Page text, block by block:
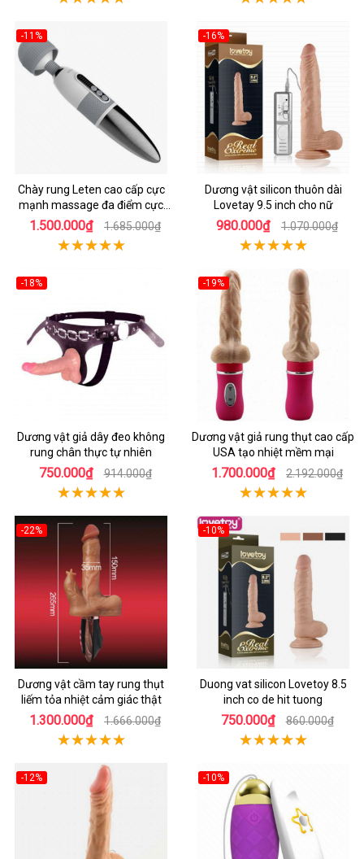
-11%
Chày rung Leten cao cấp cực
mạnh massage đa điểm cực
khoái cực phê
1.500.000₫ 1.685.000₫
-16%
Dương vật silicon thuôn dài
Lovetay 9.5 inch cho nữ
980.000₫ 1.070.000₫
-18%
Dương vật giả dây đeo không
rung chân thực tự nhiên
750.000₫ 914.000₫
-19%
Dương vật giả rung thụt cao cấp
USA tạo nhiệt mềm mại
1.700.000₫ 2.192.000₫
-22%
Dương vật cầm tay rung thụt
liếm tỏa nhiệt cảm giác thật
1.300.000₫ 1.666.000₫
-10%
Duong vat silicon Lovetoy 8.5
inch co de hit tuong
750.000₫ 860.000₫
-12% -10%